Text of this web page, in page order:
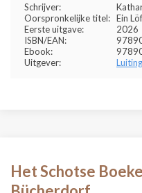
Schrijver:
Oorspronkelijke titel: Ein
Eerste uitgave:
2026
ISBN/EAN:
Ebook:
Uitgever:
Het Schotse